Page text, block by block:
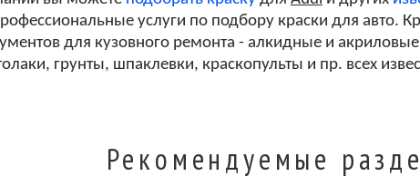
услуги по подбору краски для авто.
для кузовного ремонта - алкидные и
грунты, шпаклевки, краскопульты и пр. всех
Рекомендуемые